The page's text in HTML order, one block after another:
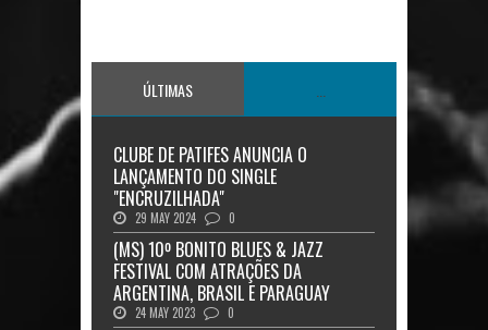
ÚLTIMAS
CLUBE DE PATIFES ANUNCIA O
LANÇAMENTO DO SINGLE
"ENCRUZILHADA"
29 MAY 2024 0
(MS) 10º BONITO BLUES & JAZZ
FESTIVAL COM ATRAÇÕES DA
ARGENTINA, BRASIL E PARAGUAY
24 MAY 2023 0